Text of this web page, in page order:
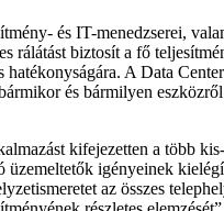
és IT-menedzserei,
rálátást biztosít a fő
hatékonyságára. A Data
és bármilyen
kifejezetten a több
igényeinek
az összes